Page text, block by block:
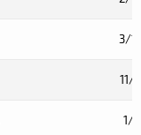
3/
11/8
1/1